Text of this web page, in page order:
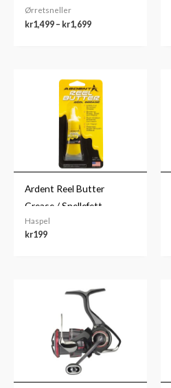
Ørretsneller
kr1,499 – kr1,699
Ardent Reel Butter
Grease / Snellefett
Haspel
kr199
kr1,639
kr1,879